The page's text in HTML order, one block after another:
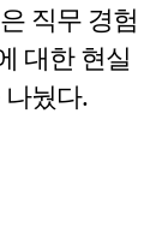
직무 경험
대한 현실
눴다.